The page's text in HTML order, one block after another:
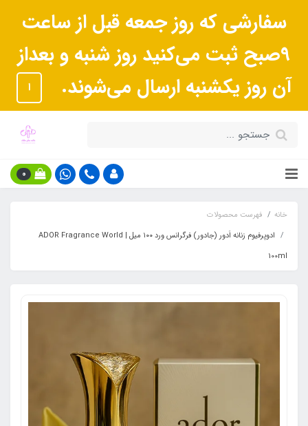
سفارشی که روز جمعه قبل از ساعت
9صبح ثبت می‌کنید روز شنبه و بعداز
آن روز یکشنبه ارسال می‌شوند.
ا
0
خانه
فهرست محصولات
ادوپرفیوم زنانه اَدور (جادور) فرگرانس ورد ۱۰۰ میل | ADOR Fragrance World
100ml